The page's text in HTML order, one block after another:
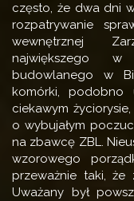
często, że dwa dni
rozpatrywanie
wewnętrznej
największego
budowlanego w
komórki, podobno
ciekawym
o wybujałym
na zbawcę ZBL.
wzorowego
przeważnie taki, że
Uważany był